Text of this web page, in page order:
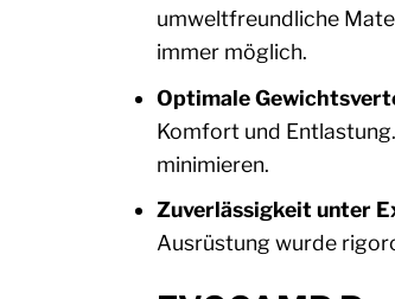
umweltfreundliche
immer möglich.
Optimale
Komfort und
minimieren.
Zuverlässigkeit unter
Ausrüstung wurde